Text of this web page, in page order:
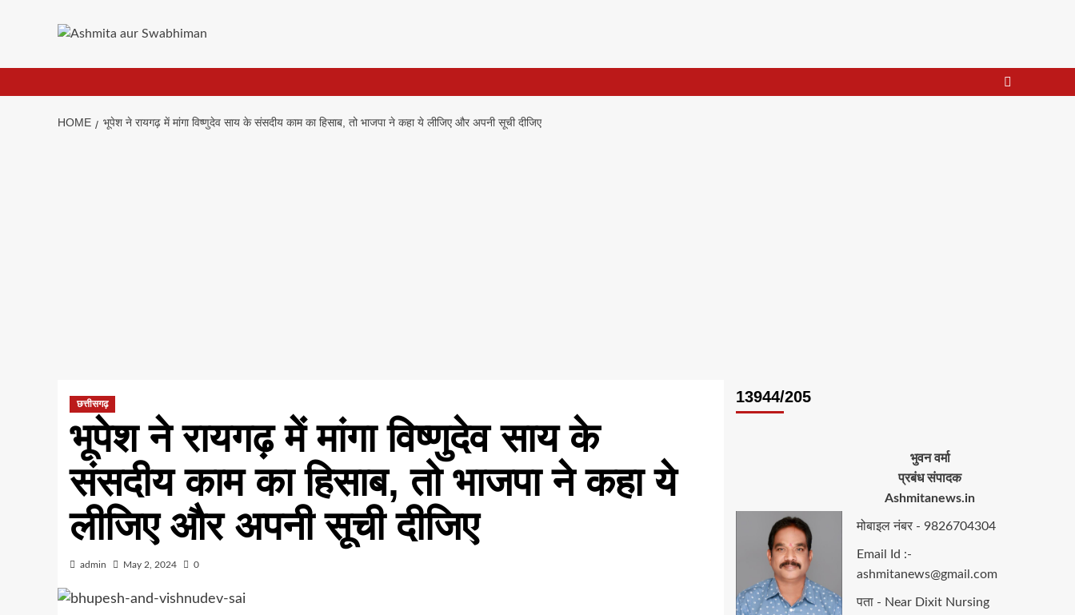
HOME भूपेश ने रायगढ़ में मांगा विष्णुदेव साय के संसदीय काम का हिसाब, तो भाजपा ने कहा ये लीजिए और अपनी सूची दीजिए
छत्तीसगढ़
भूपेश ने रायगढ़ में मांगा विष्णुदेव साय के
संसदीय काम का हिसाब, तो भाजपा ने कहा ये
लीजिए और अपनी सूची दीजिए
admin May 2, 2024 0
13944/205
भुवन वर्मा
प्रबंध संपादक
Ashmitanews.in
मोबाइल नंबर - 9826704304
Email Id :-
ashmitanews@gmail.com
पता - Near Dixit Nursing